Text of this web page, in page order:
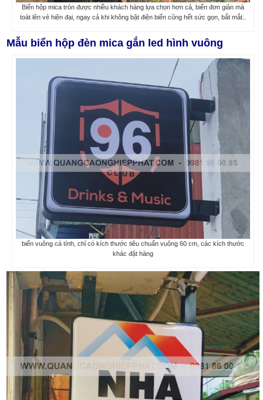
Biển hộp mica tròn được nhiều khách hàng lựa chọn hơn cả, biển đơn giản mà
toát lên vẻ hiện đại, ngay cả khi không bật điện biển cũng hết sức gọn, bắt mắt..
Mẫu biển hộp đèn mica gắn led hình vuông
biển vuông cá tính, chỉ có kích thước tiêu chuẩn vuông 60 cm, các kích thước
khác đặt hàng